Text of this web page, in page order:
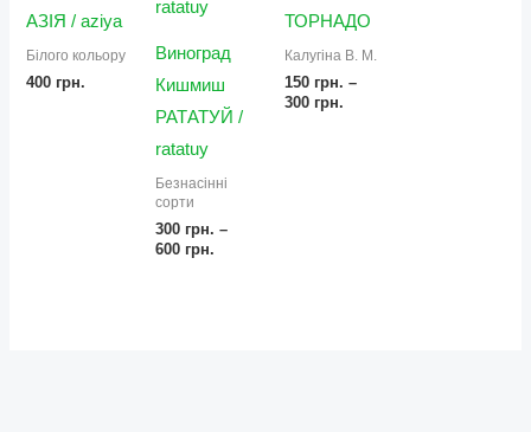
АЗІЯ / aziya
Білого кольору
400 грн.
Виноград
Кишмиш
РАТАТУЙ /
ratatuy
Безнасінні
сорти
300 грн. –
600 грн.
ТОРНАДО
Калугіна В. М.
150 грн. –
300 грн.